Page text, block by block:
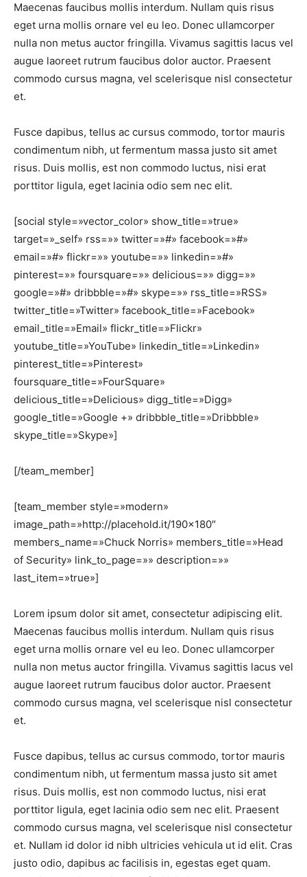
Maecenas faucibus mollis interdum. Nullam quis risus
eget urna mollis ornare vel eu leo. Donec ullamcorper
nulla non metus auctor fringilla. Vivamus sagittis lacus vel
augue laoreet rutrum faucibus dolor auctor. Praesent
commodo cursus magna, vel scelerisque nisl consectetur
et.
Fusce dapibus, tellus ac cursus commodo, tortor mauris
condimentum nibh, ut fermentum massa justo sit amet
risus. Duis mollis, est non commodo luctus, nisi erat
porttitor ligula, eget lacinia odio sem nec elit.
[social style=»vector_color» show_title=»true»
target=»_self» rss=»» twitter=»#» facebook=»#»
email=»#» flickr=»» youtube=»» linkedin=»#»
pinterest=»» foursquare=»» delicious=»» digg=»»
google=»#» dribbble=»#» skype=»» rss_title=»RSS»
twitter_title=»Twitter» facebook_title=»Facebook»
email_title=»Email» flickr_title=»Flickr»
youtube_title=»YouTube» linkedin_title=»Linkedin»
pinterest_title=»Pinterest»
foursquare_title=»FourSquare»
delicious_title=»Delicious» digg_title=»Digg»
google_title=»Google +» dribbble_title=»Dribbble»
skype_title=»Skype»]
[/team_member]
[team_member style=»modern»
image_path=»http://placehold.it/190×180″
members_name=»Chuck Norris» members_title=»Head
of Security» link_to_page=»» description=»»
last_item=»true»]
Lorem ipsum dolor sit amet, consectetur adipiscing elit.
Maecenas faucibus mollis interdum. Nullam quis risus
eget urna mollis ornare vel eu leo. Donec ullamcorper
nulla non metus auctor fringilla. Vivamus sagittis lacus vel
augue laoreet rutrum faucibus dolor auctor. Praesent
commodo cursus magna, vel scelerisque nisl consectetur
et.
Fusce dapibus, tellus ac cursus commodo, tortor mauris
condimentum nibh, ut fermentum massa justo sit amet
risus. Duis mollis, est non commodo luctus, nisi erat
porttitor ligula, eget lacinia odio sem nec elit. Praesent
commodo cursus magna, vel scelerisque nisl consectetur
et. Nullam id dolor id nibh ultricies vehicula ut id elit. Cras
justo odio, dapibus ac facilisis in, egestas eget quam.